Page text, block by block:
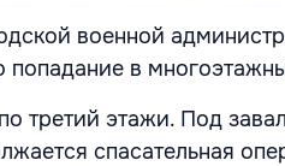
военной
попадание в
третий этажи. Под
спасательная